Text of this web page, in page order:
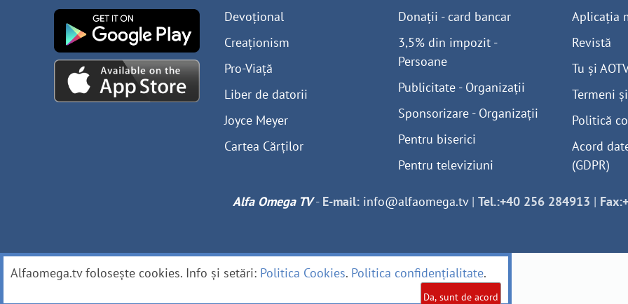
Devoțional
Creaționism
Pro-Viață
Liber de datorii
Joyce Meyer
Cartea Cărților
Donații - card bancar
3,5% din impozit -
Persoane
Publicitate - Organizații
Sponsorizare - Organizații
Pentru biserici
Pentru televiziuni
Aplicația
Revistă
Tu și
Termeni
Politică
Acord
(GDPR)
Alfa Omega TV- E-mail: info@alfaomega.tv| Tel.:+40 256 284913 |
Alfaomega.tv folosește cookies. Info și setări: Politica Cookies. Politica confidențialitate.
Da, sunt de acord